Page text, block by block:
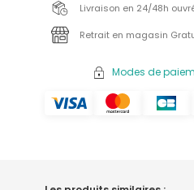
Livraison en 24/48h
Retrait en magasin
Modes de